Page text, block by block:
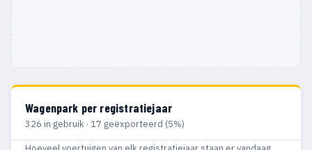
Wagenpark per registratiejaar
326 in gebruik · 17 geëxporteerd (5%)